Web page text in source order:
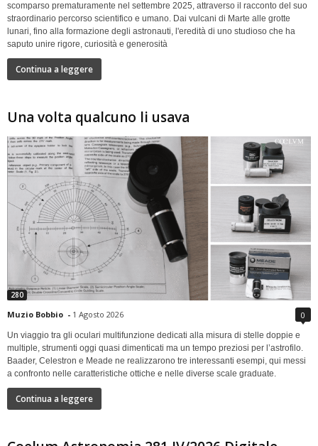
scomparso prematuramente nel settembre 2025, attraverso il racconto del suo
straordinario percorso scientifico e umano. Dai vulcani di Marte alle grotte
lunari, fino alla formazione degli astronauti, l'eredità di uno studioso che ha
saputo unire rigore, curiosità e generosità
Continua a leggere
Una volta qualcuno li usava
280
Muzio Bobbio - 1 Agosto 2026 0
Un viaggio tra gli oculari multifunzione dedicati alla misura di stelle doppie e
multiple, strumenti oggi quasi dimenticati ma un tempo preziosi per l’astrofilo.
Baader, Celestron e Meade ne realizzarono tre interessanti esempi, qui messi
a confronto nelle caratteristiche ottiche e nelle diverse scale graduate.
Continua a leggere